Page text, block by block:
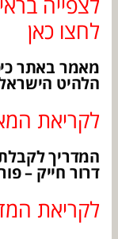
לחצו כאן
מאמר באתר
הלהיט
לקריאת
המדריך
דרור חייק –
לקריאת